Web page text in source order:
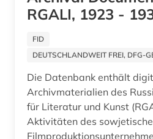
algerien (1)
alighieri (2)
Vatikanstadt (3)
RGALI, 1923 -
FID
DEUTSCHLANDWEIT FREI, DFG-
Die Datenbank enthält
Archivmaterialien des
für Literatur und Kunst
Aktivitäten des